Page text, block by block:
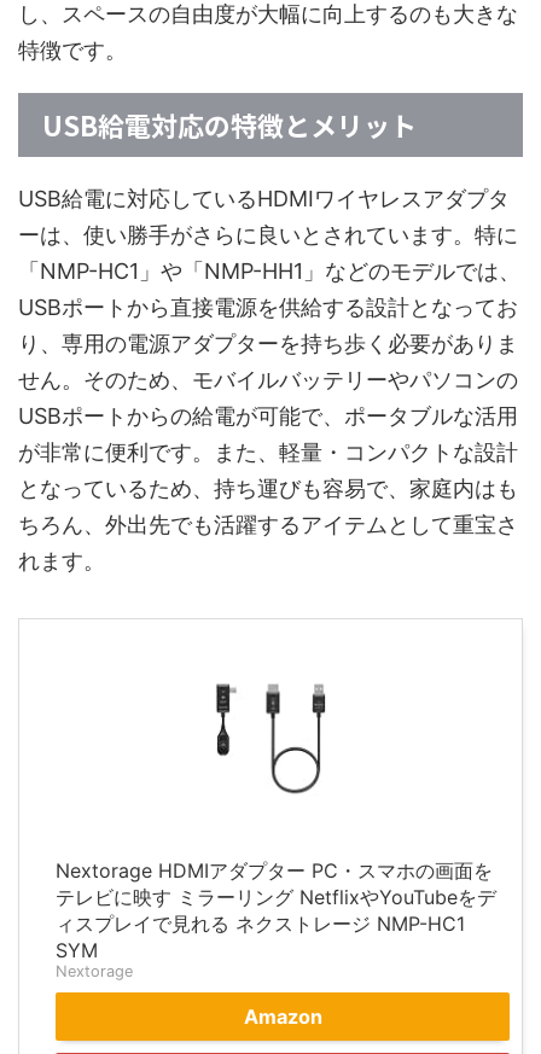
し、スペースの自由度が大幅に向上するのも大きな
特徴です。
USB給電対応の特徴とメリット
USB給電に対応しているHDMIワイヤレスアダプタ
ーは、使い勝手がさらに良いとされています。特に
「NMP-HC1」や「NMP-HH1」などのモデルでは、
USBポートから直接電源を供給する設計となってお
り、専用の電源アダプターを持ち歩く必要がありま
せん。そのため、モバイルバッテリーやパソコンの
USBポートからの給電が可能で、ポータブルな活用
が非常に便利です。また、軽量・コンパクトな設計
となっているため、持ち運びも容易で、家庭内はも
ちろん、外出先でも活躍するアイテムとして重宝さ
れます。
Nextorage HDMIアダプター PC・スマホの画面を
テレビに映す ミラーリング NetflixやYouTubeをデ
ィスプレイで見れる ネクストレージ NMP-HC1
SYM
Nextorage
Amazon